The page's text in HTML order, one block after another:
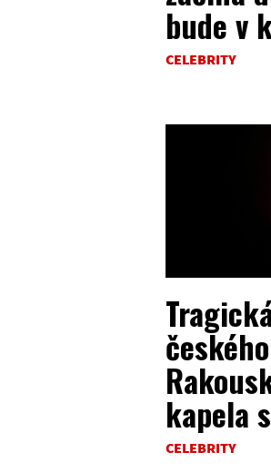
bude v
CELEBRITY
kapela
CELEBRITY